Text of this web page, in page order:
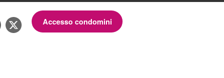
Accesso condomini